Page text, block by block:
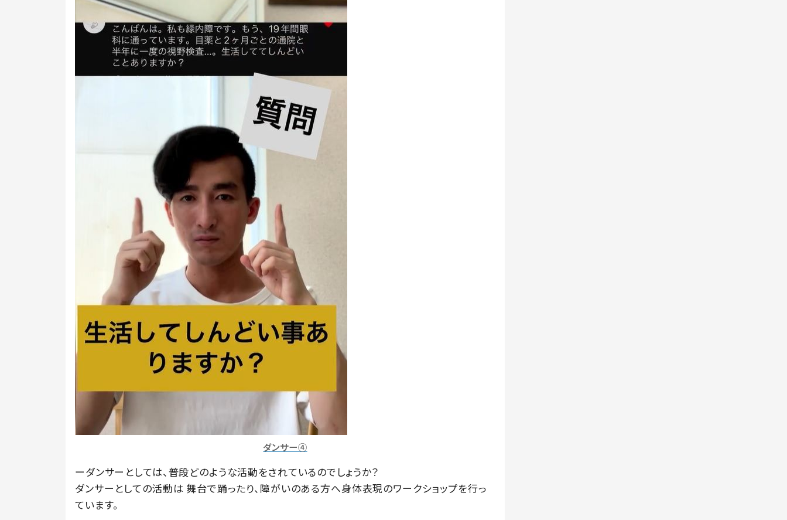
ダンサー④
ーダンサーとしては、普段どのような活動をされているのでしょうか？
ダンサーとしての活動は 舞台で踊ったり、障がいのある方へ身体表現のワークショップを行っ
ています。